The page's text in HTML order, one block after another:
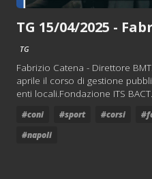
TG 15/04/2025 -
TG
Fabrizio Catena - Direttore
aprile il corso di gestione
enti locali.Fondazione ITS
#coni #sport #corsi
#napoli